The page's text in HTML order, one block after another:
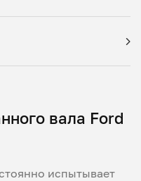
вала Ford
испытывает